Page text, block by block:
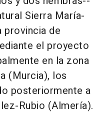
Sierra María-
provincia de
el proyecto
en la zona
(Murcia), los
posteriormente a
Rubio (Almería).